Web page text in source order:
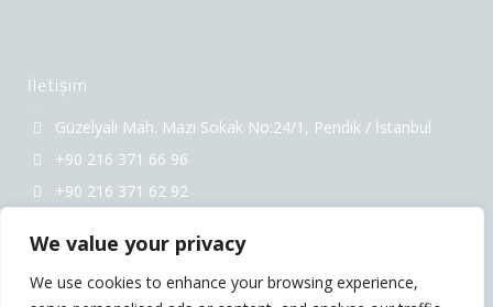
We value your privacy
We use cookies to enhance your browsing experience,
İletişim
Güzelyalı Mah. Mazi Sokak No:24/1, Pendik / İstanbul
+90 216 371 66 96
+90 216 371 62 92